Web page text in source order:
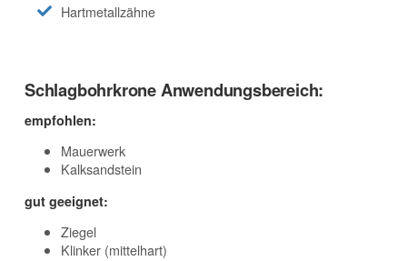
Hartmetallzähne
Schlagbohrkrone Anwendungsbereich:
empfohlen:
Mauerwerk
Kalksandstein
gut geeignet:
Ziegel
Klinker (mittelhart)